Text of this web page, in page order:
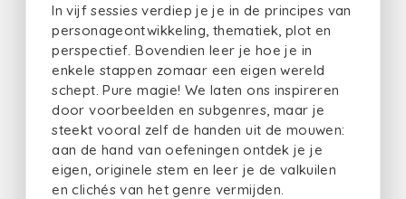
In vijf sessies verdiep je je in de principes van
personageontwikkeling, thematiek, plot en
perspectief. Bovendien leer je hoe je in
enkele stappen zomaar een eigen wereld
schept. Pure magie! We laten ons inspireren
door voorbeelden en subgenres, maar je
steekt vooral zelf de handen uit de mouwen:
aan de hand van oefeningen ontdek je je
eigen, originele stem en leer je de valkuilen
en clichés van het genre vermijden.